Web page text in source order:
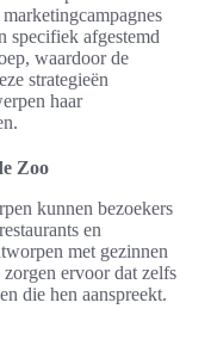
specifiek afgestemd
waardoor de
strategieën
haar
Zoo
kunnen bezoekers
en
met gezinnen
ervoor dat zelfs
die hen aanspreekt.